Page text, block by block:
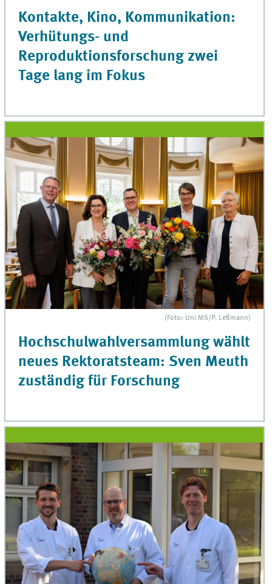
Kontakte, Kino, Kommunikation:
Verhütungs- und
Reproduktionsforschung zwei
Tage lang im Fokus
(Foto: Uni MS/P. Leßmann)
Hochschulwahlversammlung wählt
neues Rektoratsteam: Sven Meuth
zuständig für Forschung